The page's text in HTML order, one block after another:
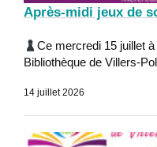
Après-midi jeux de
Ce mercredi 15 juillet
Bibliothèque de Villers-
14 juillet 2026